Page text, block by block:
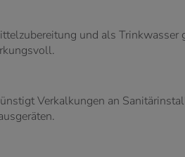
und als
Verkalkungen an